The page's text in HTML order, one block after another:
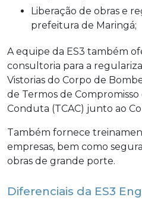
Liberação de obras e regularizações junto à
prefeitura de Maringá;
A equipe da ES3 também
consultoria para a
Vistorias do Corpo de
de Termos de
Conduta (TCAC) junto ao
Também fornece
empresas, bem como
obras de grande porte.
Diferenciais da ES3